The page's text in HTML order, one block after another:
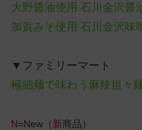
大野醤油使用 石川金沢醤
加賀みそ使用 石川金沢味
▼ファミリーマート
極細麺で味わう麻辣担々
N=New（新商品）